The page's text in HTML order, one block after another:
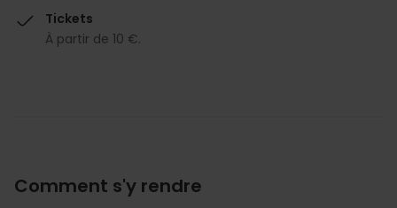
Tickets
À partir de 10 €.
Comment s'y rendre